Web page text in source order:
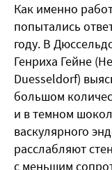
Как именно
попытались
году. В
Генриха Гейне
Duesseldorf)
большом
и в темном
васкулярного
расслабляют
с меньшим